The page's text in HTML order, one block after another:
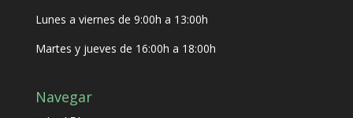
Lunes a viernes de 9:00h a 13:00h
Martes y jueves de 16:00h a 18:00h
Navegar